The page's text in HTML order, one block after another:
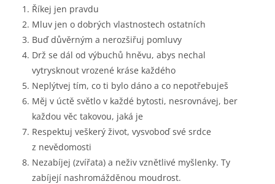
Říkej jen pravdu
Mluv jen o dobrých vlastnostech ostatních
Buď důvěrným a nerozšiřuj pomluvy
Drž se dál od výbuchů hněvu, abys nechal
vytrysknout vrozené kráse každého
Neplýtvej tím, co ti bylo dáno a co nepotřebuješ
Měj v úctě světlo v každé bytosti, nesrovnávej, ber
každou věc takovou, jaká je
Respektuj veškerý život, vysvoboď své srdce
z nevědomosti
Nezabíjej (zvířata) a neživ vznětlivé myšlenky. Ty
zabíjejí nashromážděnou moudrost.